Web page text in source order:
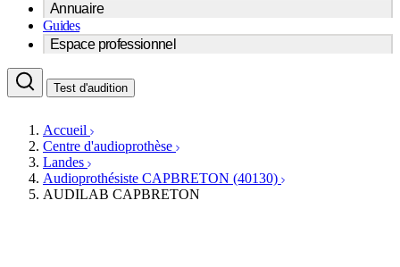
Annuaire
Trouvez un professionnel de l'audition
Centre d'audioprothèse
Médecins ORL & Phoniatres
Écoles spécialisées
Fournisseurs
Associations
Guides
Espace professionnel
Acteurs et services
Fournisseurs
Services ORL
Orthophonistes
Formations et écoles
Organismes / Syndicats
Produits
Test d'audition
Accueil
Centre d'audioprothèse
Landes
Audioprothésiste CAPBRETON (40130)
AUDILAB CAPBRETON